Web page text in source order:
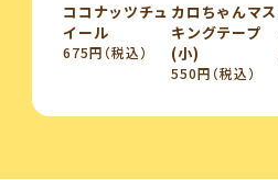
ココナッツチュ
イール
675円（税込）
カロちゃんマス
キングテープ
(小)
550円（税込）